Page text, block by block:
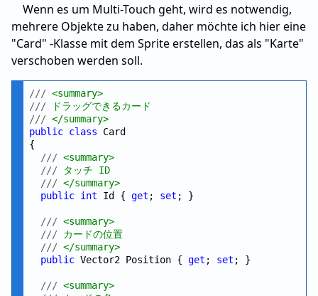
Wenn es um Multi-Touch geht, wird es notwendig,
mehrere Objekte zu haben, daher möchte ich hier eine
"Card" -Klasse mit dem Sprite erstellen, das als "Karte"
verschoben werden soll.
/// <summary>
/// ドラッグできるカード
/// </summary>
public class Card
{
/// <summary>
/// タッチ ID
/// </summary>
public int Id { get ; set ; }
/// <summary>
/// カードの位置
/// </summary>
public Vector2 Position { get ; set ; }
/// <summary>